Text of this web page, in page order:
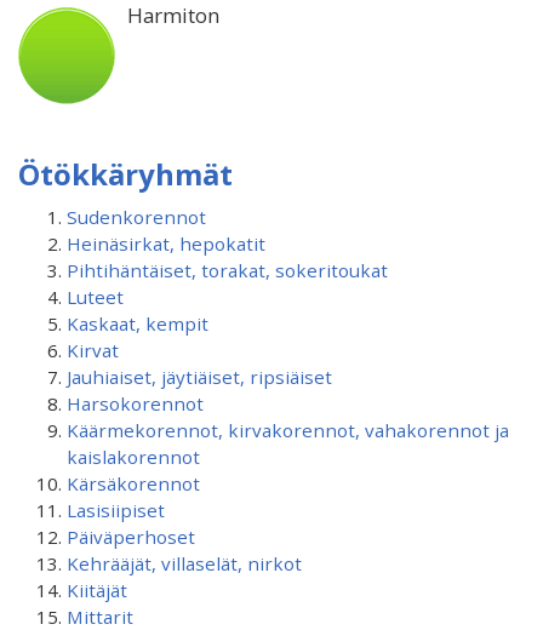
Harmiton
Ötökkäryhmät
Sudenkorennot
Heinäsirkat, hepokatit
Pihtihäntäiset, torakat, sokeritoukat
Luteet
Kaskaat, kempit
Kirvat
Jauhiaiset, jäytiäiset, ripsiäiset
Harsokorennot
Käärmekorennot, kirvakorennot, vahakorennot ja
kaislakorennot
Kärsäkorennot
Lasisiipiset
Päiväperhoset
Kehrääjät, villaselät, nirkot
Kiitäjät
Mittarit